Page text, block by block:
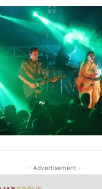
- Advertisement -